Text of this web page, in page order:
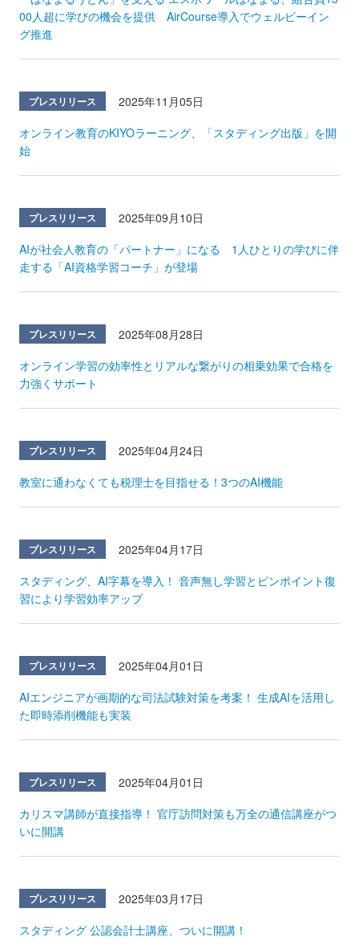
00人超に学びの機会を提供 AirCourse導入でウェルビーイン
グ推進
プレスリリース
2025年11月05日
オンライン教育のKIYOラーニング、「スタディング出版」を開
始
プレスリリース
2025年09月10日
AIが社会人教育の「パートナー」になる 1人ひとりの学びに伴
走する「AI資格学習コーチ」が登場
プレスリリース
2025年08月28日
オンライン学習の効率性とリアルな繋がりの相乗効果で合格を
力強くサポート
プレスリリース
2025年04月24日
教室に通わなくても税理士を目指せる！3つのAI機能
プレスリリース
2025年04月17日
スタディング、AI字幕を導入！ 音声無し学習とピンポイント復
習により学習効率アップ
プレスリリース
2025年04月01日
AIエンジニアが画期的な司法試験対策を考案！ 生成AIを活用し
た即時添削機能も実装
プレスリリース
2025年04月01日
カリスマ講師が直接指導！ 官庁訪問対策も万全の通信講座がつ
いに開講
プレスリリース
2025年03月17日
スタディング 公認会計士講座、ついに開講！